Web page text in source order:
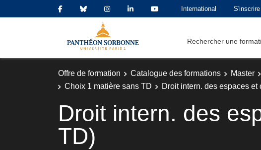
International S'inscrire
Rechercher une
Offre de formation Catalogue des formations Master
Choix 1 matière sans TD
Droit intern. des espaces
Droit intern. des
TD)